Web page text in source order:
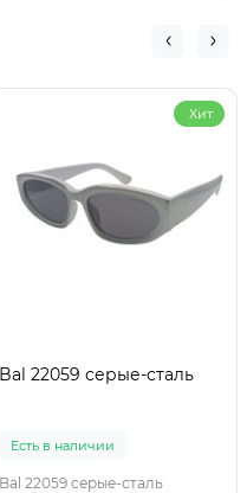
Хит
Bal 22059 серые-сталь
Есть в наличии
Bal 22059 серые-сталь